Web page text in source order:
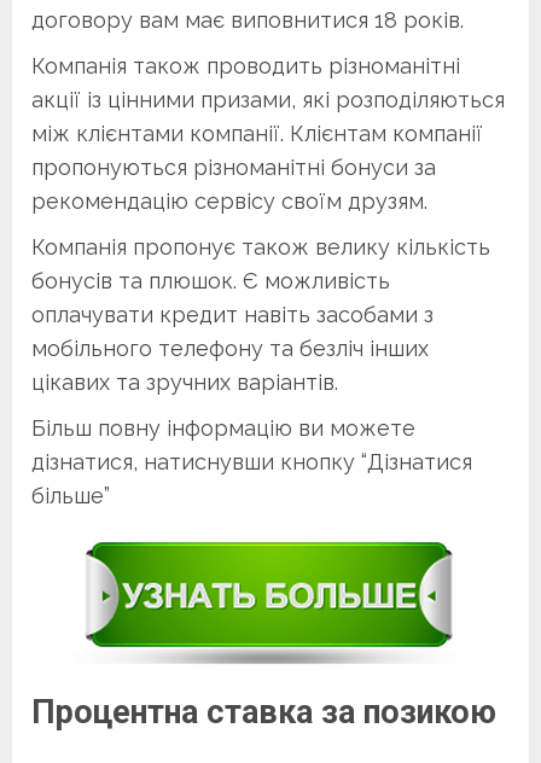
договору вам має виповнитися 18 років.
Компанія також проводить різноманітні
акції із цінними призами, які розподіляються
між клієнтами компанії. Клієнтам компанії
пропонуються різноманітні бонуси за
рекомендацію сервісу своїм друзям.
Компанія пропонує також велику кількість
бонусів та плюшок. Є можливість
оплачувати кредит навіть засобами з
мобільного телефону та безліч інших
цікавих та зручних варіантів.
Більш повну інформацію ви можете
дізнатися, натиснувши кнопку “Дізнатися
більше”
Процентна ставка за позикою